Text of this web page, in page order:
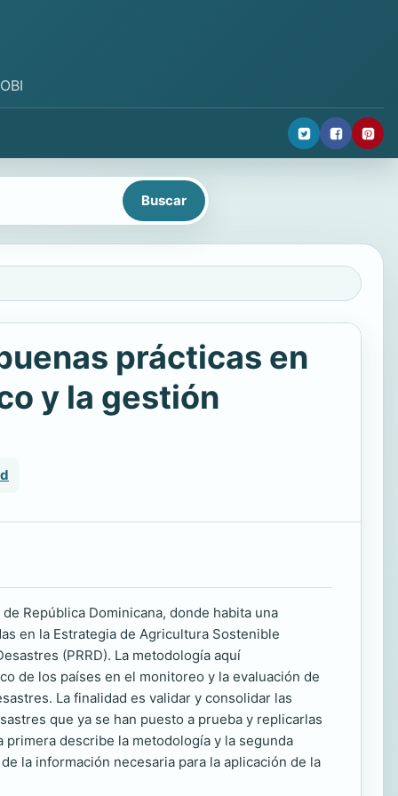
prácticas en
y la gestión
República Dominicana, donde habita una
en la Estrategia de Agricultura Sostenible
(PRRD). La metodología aquí
de los países en el monitoreo y la evaluación de
La finalidad es validar y consolidar las
que ya se han puesto a prueba y replicarlas
describe la metodología y la segunda
la información necesaria para la aplicación de la